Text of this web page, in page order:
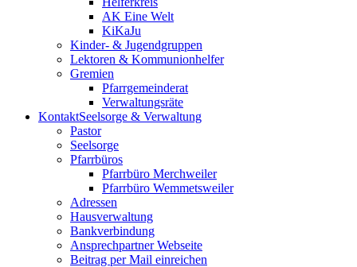
AK Eine Welt
KiKaJu
Kinder- & Jugendgruppen
Lektoren & Kommunionhelfer
Gremien
Pfarrgemeinderat
Verwaltungsräte
KontaktSeelsorge & Verwaltung
Pastor
Seelsorge
Pfarrbüros
Pfarrbüro Merchweiler
Pfarrbüro Wemmetsweiler
Adressen
Hausverwaltung
Bankverbindung
Ansprechpartner Webseite
Beitrag per Mail einreichen